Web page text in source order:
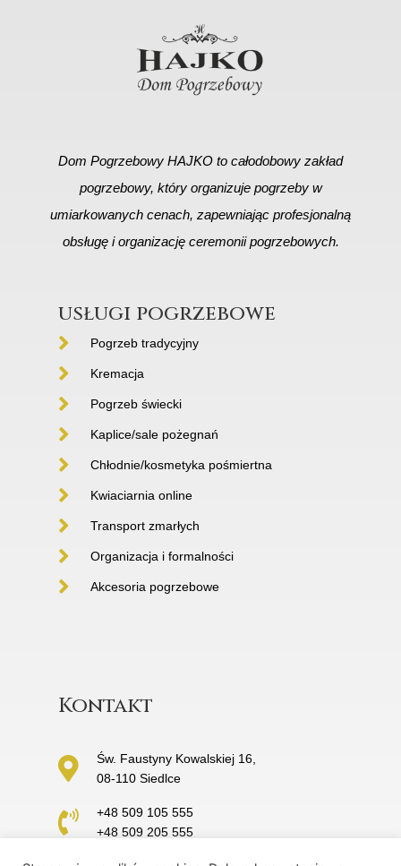
Dom Pogrzebowy HAJKO to całodobowy zakład
pogrzebowy, który organizuje pogrzeby w
umiarkowanych cenach, zapewniając profesjonalną
obsługę i organizację ceremonii pogrzebowych.
usługi pogrzebowe
Pogrzeb tradycyjny
Kremacja
Pogrzeb świecki
Kaplice/sale pożegnań
Chłodnie/kosmetyka pośmiertna
Kwiaciarnia online
Transport zmarłych
Organizacja i formalności
Akcesoria pogrzebowe
Kontakt
Św. Faustyny Kowalskiej 16,
08-110 Siedlce
+48 509 105 555
+48 509 205 555